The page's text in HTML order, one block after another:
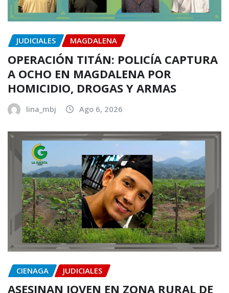
JUDICIALES MAGDALENA
OPERACIÓN TITÁN: POLICÍA CAPTURA
A OCHO EN MAGDALENA POR
HOMICIDIO, DROGAS Y ARMAS
lina_mbj Ago 6, 2026
CIENAGA JUDICIALES
ASESINAN JOVEN EN ZONA RURAL DE